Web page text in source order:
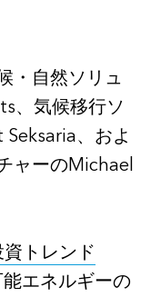
・自然ソリュ
、気候移行ソ
、およ
ャーのMichael
トレンド
エネルギーの